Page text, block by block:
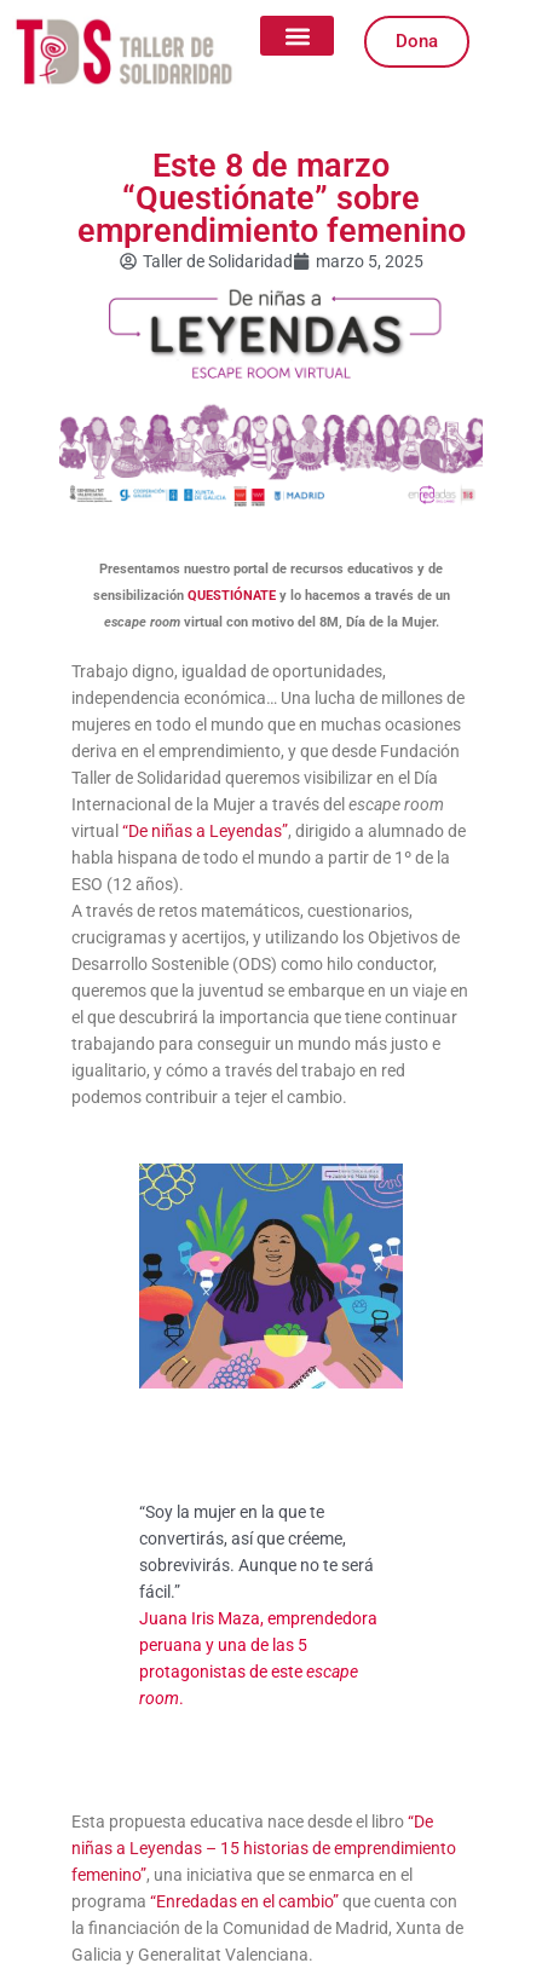
al
contenido
Dona
Este 8 de marzo
“Questiónate” sobre
emprendimiento femenino
Taller de Solidaridad marzo 5, 2025
Presentamos nuestro portal de recursos educativos y de
sensibilización QUESTIÓNATEy lo hacemos a través de un
escape roomvirtual con motivo del 8M, Día de la Mujer.
Trabajo digno, igualdad de oportunidades,
independencia económica… Una lucha de millones de
mujeres en todo el mundo que en muchas ocasiones
deriva en el emprendimiento, y que desde Fundación
Taller de Solidaridad queremos visibilizar en el Día
Internacional de la Mujer a través delescape room
virtual “De niñas a Leyendas”, dirigido a alumnado de
habla hispana de todo el mundo a partir de 1º de la
ESO (12 años).
A través de retos matemáticos, cuestionarios,
crucigramas y acertijos, y utilizando los Objetivos de
Desarrollo Sostenible (ODS) como hilo conductor,
queremos que la juventud se embarque en un viaje en
el que descubrirá la importancia que tiene continuar
trabajando para conseguir un mundo más justo e
igualitario, y cómo a través del trabajo en red
podemos contribuir a tejer el cambio.
“Soy la mujer en la que te
convertirás, así que créeme,
sobrevivirás. Aunque no te será
fácil.”
Juana Iris Maza, emprendedora
peruana y una de las 5
protagonistas de esteescape
room.
Esta propuesta educativa nace desde el libro“De
niñas a Leyendas – 15 historias de emprendimiento
femenino”, una iniciativa que se enmarca en el
programa“Enredadas en el cambio”que cuenta con
la financiación de la Comunidad de Madrid, Xunta de
Galicia y Generalitat Valenciana.